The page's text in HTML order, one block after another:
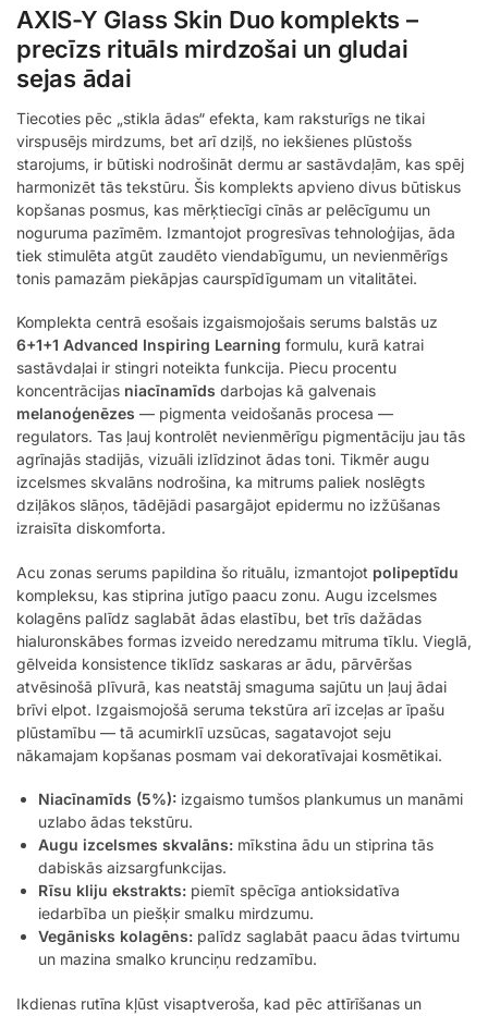
AXIS-Y Glass Skin Duo komplekts –
precīzs rituāls mirdzošai un gludai
sejas ādai
Tiecoties pēc „stikla ādas“ efekta, kam raksturīgs ne tikai
virspusējs mirdzums, bet arī dziļš, no iekšienes plūstošs
starojums, ir būtiski nodrošināt dermu ar sastāvdaļām, kas spēj
harmonizēt tās tekstūru. Šis komplekts apvieno divus būtiskus
kopšanas posmus, kas mērķtiecīgi cīnās ar pelēcīgumu un
noguruma pazīmēm. Izmantojot progresīvas tehnoloģijas, āda
tiek stimulēta atgūt zaudēto viendabīgumu, un nevienmērīgs
tonis pamazām piekāpjas caurspīdīgumam un vitalitātei.
Komplekta centrā esošais izgaismojošais serums balstās uz
6+1+1 Advanced Inspiring Learning formulu, kurā katrai
sastāvdaļai ir stingri noteikta funkcija. Piecu procentu
koncentrācijas niacīnamīds darbojas kā galvenais
melanoģenēzes — pigmenta veidošanās procesa —
regulators. Tas ļauj kontrolēt nevienmērīgu pigmentāciju jau tās
agrīnajās stadijās, vizuāli izlīdzinot ādas toni. Tikmēr augu
izcelsmes skvalāns nodrošina, ka mitrums paliek noslēgts
dziļākos slāņos, tādējādi pasargājot epidermu no izžūšanas
izraisīta diskomforta.
Acu zonas serums papildina šo rituālu, izmantojot polipeptīdu
kompleksu, kas stiprina jutīgo paacu zonu. Augu izcelsmes
kolagēns palīdz saglabāt ādas elastību, bet trīs dažādas
hialuronskābes formas izveido neredzamu mitruma tīklu. Vieglā,
gēlveida konsistence tiklīdz saskaras ar ādu, pārvēršas
atvēsinošā plīvurā, kas neatstāj smaguma sajūtu un ļauj ādai
brīvi elpot. Izgaismojošā seruma tekstūra arī izceļas ar īpašu
plūstamību — tā acumirklī uzsūcas, sagatavojot seju
nākamajam kopšanas posmam vai dekoratīvajai kosmētikai.
Niacīnamīds (5%): izgaismo tumšos plankumus un manāmi
uzlabo ādas tekstūru.
Augu izcelsmes skvalāns: mīkstina ādu un stiprina tās
dabiskās aizsargfunkcijas.
Rīsu kliju ekstrakts: piemīt spēcīga antioksidatīva
iedarbība un piešķir smalku mirdzumu.
Vegānisks kolagēns: palīdz saglabāt paacu ādas tvirtumu
un mazina smalko krunciņu redzamību.
Ikdienas rutīna kļūst visaptveroša, kad pēc attīrīšanas un